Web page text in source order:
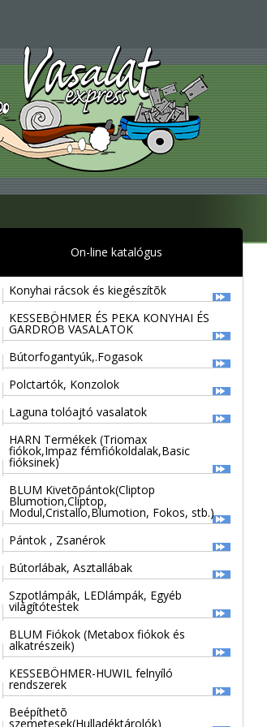
On-line katalógus
Konyhai rácsok és kiegészítõk
KESSEBÖHMER ÉS PEKA KONYHAI ÉS
GARDRÓB VASALATOK
Bútorfogantyúk,.Fogasok
Polctartók, Konzolok
Laguna tolóajtó vasalatok
HARN Termékek (Triomax
fiókok,Impaz fémfiókoldalak,Basic
fióksinek)
BLUM Kivetõpántok(Cliptop
Blumotion,Cliptop,
Modul,Cristallo,Blumotion, Fokos, stb.)
Pántok , Zsanérok
Bútorlábak, Asztallábak
Szpotlámpák, LEDlámpák, Egyéb
világítótestek
BLUM Fiókok (Metabox fiókok és
alkatrészeik)
KESSEBÖHMER-HUWIL felnyíló
rendszerek
Beépíthetõ
szemetesek(Hulladéktárolók)